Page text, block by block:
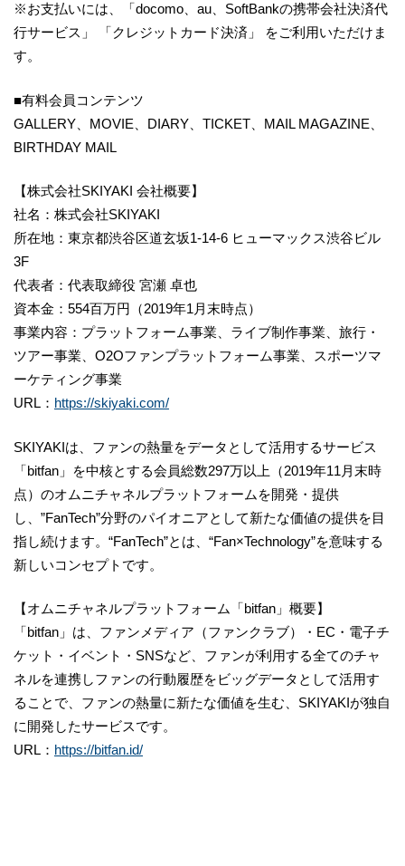
※お支払いには、「docomo、au、SoftBankの携帯会社決済代
行サービス」 「クレジットカード決済」 をご利用いただけま
す。
■有料会員コンテンツ
GALLERY、MOVIE、DIARY、TICKET、MAIL MAGAZINE、
BIRTHDAY MAIL
【株式会社SKIYAKI 会社概要】
社名：株式会社SKIYAKI
所在地：​東京都渋谷区道玄坂1-14-6 ヒューマックス渋谷ビル
3F
代表者：代表取締役 宮瀬 卓也
資本金：554百万円（2019年1月末時点）
事業内容：プラットフォーム事業、ライブ制作事業、旅行・
ツアー事業、O2Oファンプラットフォーム事業、スポーツマ
ーケティング事業
URL： https://skiyaki.com/
SKIYAKIは、ファンの熱量をデータとして活用するサービス
「bitfan」を中核とする会員総数297万以上（2019年11月末時
点）のオムニチャネルプラットフォームを開発・提供
し、”FanTech”分野のパイオニアとして新たな価値の提供を目
指し続けます。“FanTech”とは、“Fan×Technology”を意味する
新しいコンセプトです。
【オムニチャネルプラットフォーム「bitfan」概要】
「bitfan」は、ファンメディア（ファンクラブ）・EC・電子チ
ケット・イベント・SNSなど、ファンが利用する全てのチャ
ネルを連携しファンの行動履歴をビッグデータとして活用す
ることで、ファンの熱量に新たな価値を生む、SKIYAKIが独自
に開発したサービスです。
URL： https://bitfan.id/